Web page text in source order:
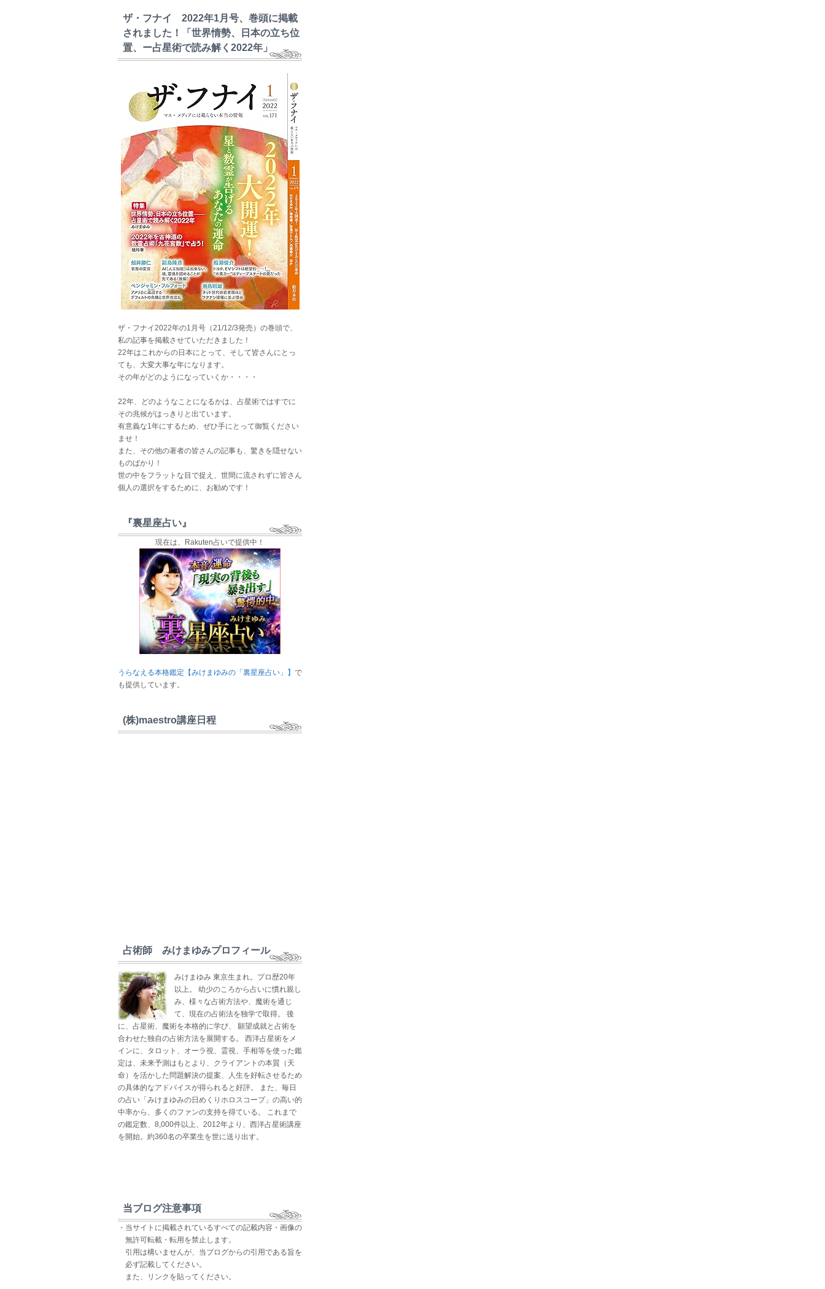
ザ・フナイ 2022年1月号、巻頭に掲載
されました！「世界情勢、日本の立ち位
置、ー占星術で読み解く2022年」
ザ・フナイ2022年の1月号（21/12/3発売）の巻頭で、
私の記事を掲載させていただきました！
22年はこれからの日本にとって、そして皆さんにとっ
ても、大変大事な年になります。
その年がどのようになっていくか・・・・
22年、どのようなことになるかは、占星術ではすでに
その兆候がはっきりと出ています。
有意義な1年にするため、ぜひ手にとって御覧ください
ませ！
また、その他の著者の皆さんの記事も、驚きを隠せない
ものばかり！
世の中をフラットな目で捉え、世間に流されずに皆さん
個人の選択をするために、お勧めです！
『裏星座占い』
現在は、Rakuten占いで提供中！
うらなえる本格鑑定【みけまゆみの「裏星座占い」】 で
も提供しています。
(株)maestro講座日程
占術師 みけまゆみプロフィール
みけまゆみ 東京生まれ。プロ歴20年
以上。 幼少のころから占いに慣れ親し
み、様々な占術方法や、魔術を通じ
て、現在の占術法を独学で取得。 後
に、占星術、魔術を本格的に学び、 願望成就と占術を
合わせた独自の占術方法を展開する。 西洋占星術をメ
インに、タロット、オーラ視、霊視、手相等を使った鑑
定は、未来予測はもとより、クライアントの本質（天
命）を活かした問題解決の提案、人生を好転させるため
の具体的なアドバイスが得られると好評。 また、毎日
の占い「みけまゆみの日めくりホロスコープ」の高い的
中率から、多くのファンの支持を得ている。 これまで
の鑑定数、8,000件以上、2012年より、西洋占星術講座
を開始。約360名の卒業生を世に送り出す。
当ブログ注意事項
・当サイトに掲載されているすべての記載内容・画像の
無許可転載・転用を禁止します。
引用は構いませんが、当ブログからの引用である旨を
必ず記載してください。
また、リンクを貼ってください。